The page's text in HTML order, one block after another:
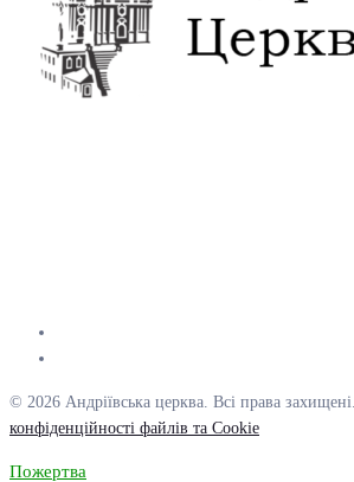
© 2026 Андріївська церква. Всі права захищені.
конфіденційності файлів та Cookie
Пожертва